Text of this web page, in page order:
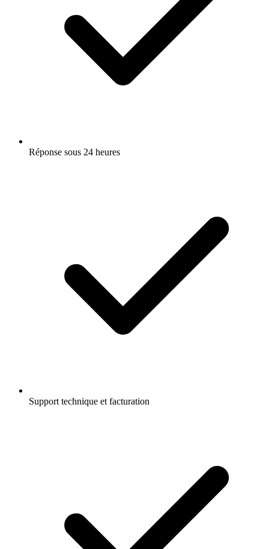
Réponse sous 24 heures
Support technique et facturation